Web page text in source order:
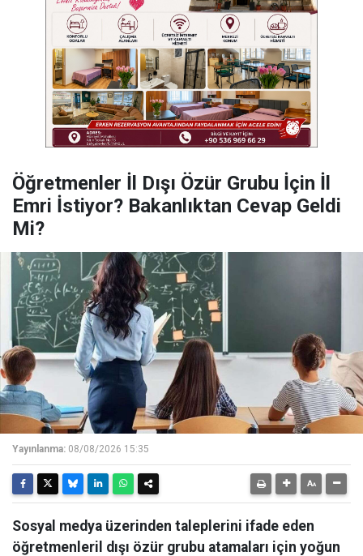
Öğretmenler İl Dışı Özür Grubu İçin İl
Emri İstiyor? Bakanlıktan Cevap Geldi
Mi?
Yayınlanma: 08/08/2026 15:35
Sosyal medya üzerinden taleplerini ifade eden
öğretmenleril dışı özür grubu atamaları için yoğun